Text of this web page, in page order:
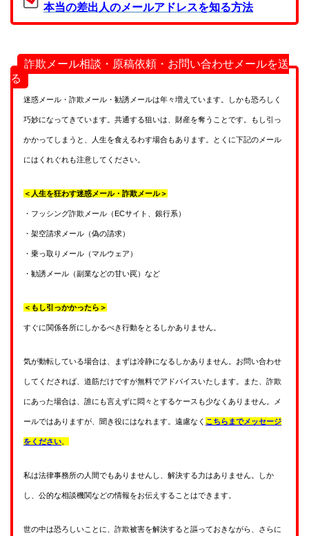
本当の差出人のメールアドレスを知る方法
詐欺メール相談・原稿依頼・お問い合わせメールを送
る
迷惑メール・詐欺メール・勧誘メールは年々増えています。しかも恐ろしく
巧妙になってきています。共通する狙いは、財産を奪うことです。もし引っ
かかってしまうと、人生を食えるわす場合もあります。とくに下記のメール
にはくれぐれも注意してください。
＜人生を狂わす迷惑メール・詐欺メール＞
・フッシング詐欺メール（ECサイト、銀行系）
・架空請求メール（偽の請求）
・乗っ取りメール（マルウェア）
・勧誘メール（副業などの甘い罠）など
＜もし引っかかったら＞
すぐに関係各所にしかるべき行動をとるしかありません。
気が動転している場合は、まずは冷静になるしかありません。お問い合わせ
してくだされば、道筋だけですが無料でアドバイスいたします。また、詐欺
にあった場合は、誰にも言えずに悶々とするケースも少なくありません。メ
ールではありますが、聞き役にはなれます。遠慮なく こちらまでメッセージ
をください。
私は法律事務所の人間でもありませんし、解決する力はありません。しか
し、公的な相談機関などの情報をお伝えすることはできます。
世の中は恐ろしいことに、詐欺被害を解決すると謳っておきながら、さらに